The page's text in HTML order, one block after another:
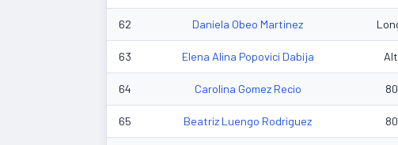
62 Daniela Obeo Martinez
63 Elena Alina Popovici Dabija
64 Carolina Gomez Recio
65 Beatriz Luengo Rodriguez